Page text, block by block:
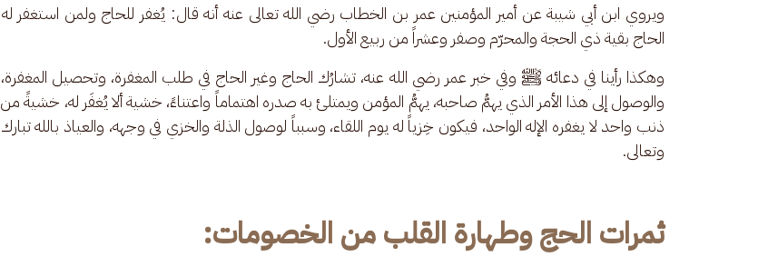
ويروي ابن أبي شيبة عن أمير المؤمنين عمر بن الخطاب رضي الله تعالى عنه أنه قال: يُغفر للحاج ولمن استغفر له
الحاج بقية ذي الحجة والمحرّم وصفر وعشراً من ربيع الأول.
وهكذا رأينا في دعائه ﷺ وفي خبر عمر رضي الله عنه، تشارُك الحاج وغير الحاج في طلب المغفرة، وتحصيل المغفرة،
والوصول إلى هذا الأمر الذي يهمُّ صاحبه، يهمُّ المؤمن ويمتلئ به صدره اهتماماً واعتناءً، خشية ألا يُغفَر له، خشيةً من
ذنب واحد لا يغفره الإله الواحد، فيكون خِزياً له يوم اللقاء، وسبباً لوصول الذلة والخزي في وجهه، والعياذ بالله تبارك
وتعالى.
ثمرات الحج وطهارة القلب من الخصومات: